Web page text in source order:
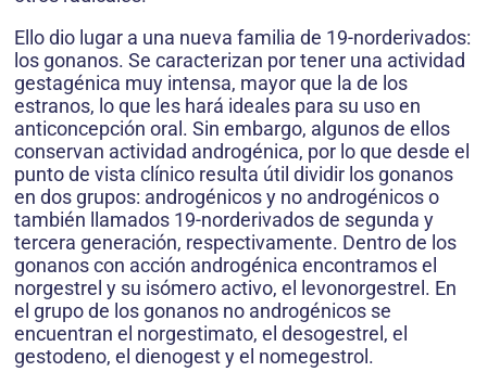
Ello dio lugar a una nueva familia de 19-norderivados:
los gonanos. Se caracterizan por tener una actividad
gestagénica muy intensa, mayor que la de los
estranos, lo que les hará ideales para su uso en
anticoncepción oral. Sin embargo, algunos de ellos
conservan actividad androgénica, por lo que desde el
punto de vista clínico resulta útil dividir los gonanos
en dos grupos: androgénicos y no androgénicos o
también llamados 19-norderivados de segunda y
tercera generación, respectivamente. Dentro de los
gonanos con acción androgénica encontramos el
norgestrel y su isómero activo, el levonorgestrel. En
el grupo de los gonanos no androgénicos se
encuentran el norgestimato, el desogestrel, el
gestodeno, el dienogest y el nomegestrol.